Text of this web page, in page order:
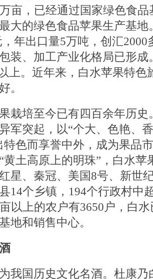
亩，已经通过国家绿色食
大的绿色食品苹果生产基
，年出口量5万吨，创汇
装、加工产业化格局已形
上。近年来，白水苹果特
。
培至今已有四百余年历史
军突起，以“个大、色艳、
特色而享誉中外，成为果品
黄土高原上的明珠”，白水
星、秦冠、美国8号、新世
14个乡镇，194个行政村中
以上的农户有3650户，白
地和销售中心。
国历史文化名酒。杜康乃